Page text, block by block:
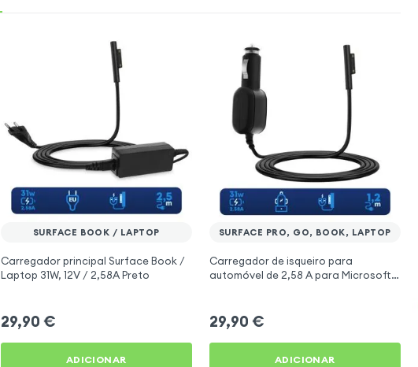
SURFACE BOOK / LAPTOP
Carregador principal Surface Book /
Laptop 31W, 12V / 2,58A Preto
29,90 €
ADICIONAR
SURFACE PRO, GO, BOOK, LAPTOP
Carregador de isqueiro para
automóvel de 2,58 A para Microsoft
29,90 €
ADICIONAR